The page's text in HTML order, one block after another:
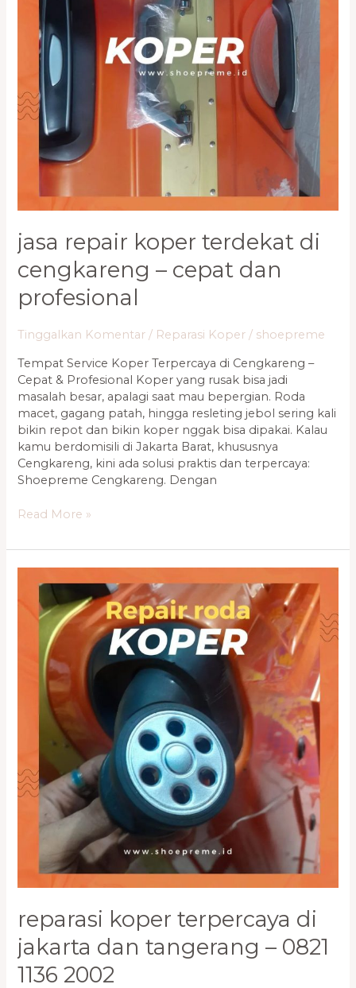
jasa repair koper terdekat di
cengkareng – cepat dan
profesional
Tinggalkan Komentar / Reparasi Koper / shoepreme
Tempat Service Koper Terpercaya di Cengkareng –
Cepat & Profesional Koper yang rusak bisa jadi
masalah besar, apalagi saat mau bepergian. Roda
macet, gagang patah, hingga resleting jebol sering kali
bikin repot dan bikin koper nggak bisa dipakai. Kalau
kamu berdomisili di Jakarta Barat, khususnya
Cengkareng, kini ada solusi praktis dan terpercaya:
Shoepreme Cengkareng. Dengan
dan
Profesional
Read More »
reparasi koper terpercaya di
jakarta dan tangerang – 0821
1136 2002
Koper
Terpercaya
Jakarta
Tangerang